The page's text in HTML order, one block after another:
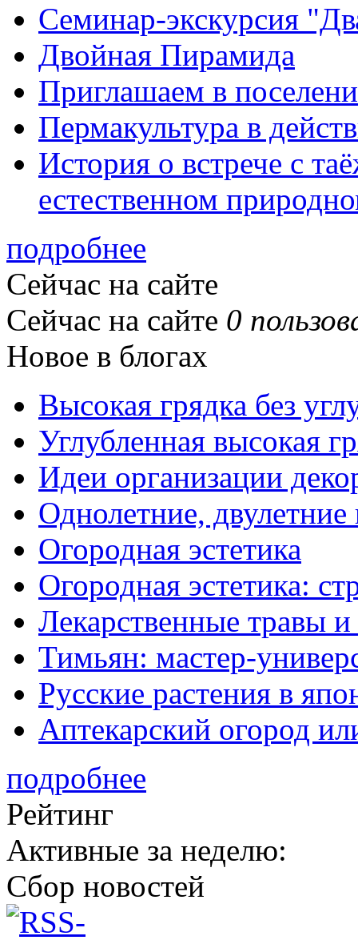
Семинар-экскурсия
Двойная Пирамида
Приглашаем в
Пермакультура в
История о встрече с
естественном
подробнее
Сейчас на сайте
Сейчас на сайте 0
Новое в блогах
Высокая грядка без
Углубленная высокая
Идеи организации
Однолетние,
Огородная эстетика
Огородная эстетика:
Лекарственные травы и
Тимьян: мастер-
Русские растения в
Аптекарский огород
подробнее
Рейтинг
Активные за неделю:
Сбор новостей